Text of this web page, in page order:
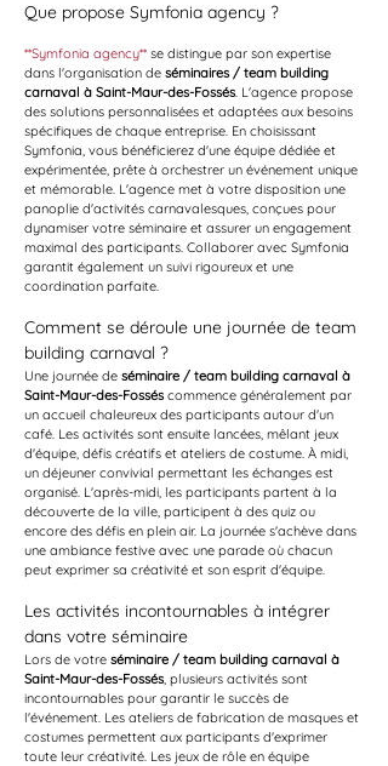
Que propose Symfonia agency ?
**Symfonia agency** se distingue par son expertise
dans l'organisation de séminaires / team building
carnaval à Saint-Maur-des-Fossés. L'agence propose
des solutions personnalisées et adaptées aux besoins
spécifiques de chaque entreprise. En choisissant
Symfonia, vous bénéficierez d'une équipe dédiée et
expérimentée, prête à orchestrer un événement unique
et mémorable. L'agence met à votre disposition une
panoplie d'activités carnavalesques, conçues pour
dynamiser votre séminaire et assurer un engagement
maximal des participants. Collaborer avec Symfonia
garantit également un suivi rigoureux et une
coordination parfaite.
Comment se déroule une journée de team
building carnaval ?
Une journée de séminaire / team building carnaval à
Saint-Maur-des-Fossés commence généralement par
un accueil chaleureux des participants autour d'un
café. Les activités sont ensuite lancées, mêlant jeux
d'équipe, défis créatifs et ateliers de costume. À midi,
un déjeuner convivial permettant les échanges est
organisé. L'après-midi, les participants partent à la
découverte de la ville, participent à des quiz ou
encore des défis en plein air. La journée s'achève dans
une ambiance festive avec une parade où chacun
peut exprimer sa créativité et son esprit d'équipe.
Les activités incontournables à intégrer
dans votre séminaire
Lors de votre séminaire / team building carnaval à
Saint-Maur-des-Fossés, plusieurs activités sont
incontournables pour garantir le succès de
l'événement. Les ateliers de fabrication de masques et
costumes permettent aux participants d'exprimer
toute leur créativité. Les jeux de rôle en équipe